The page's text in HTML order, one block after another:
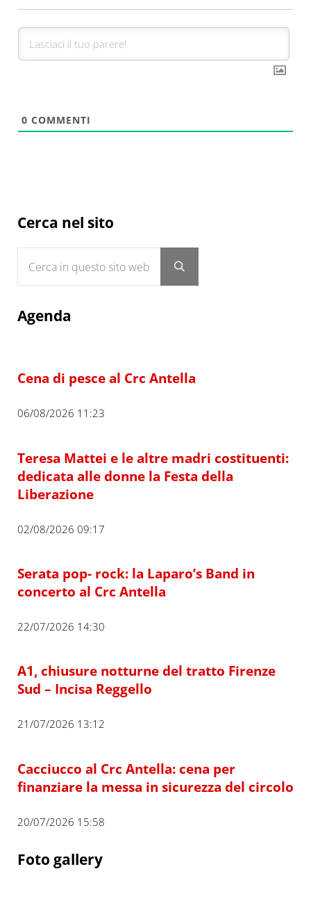
0 COMMENTI
Sidebar
Cerca nel sito
Submit search
Agenda
Cena di pesce al Crc Antella
06/08/2026 11:23
Teresa Mattei e le altre madri costituenti:
dedicata alle donne la Festa della
Liberazione
02/08/2026 09:17
Serata pop- rock: la Laparo’s Band in
concerto al Crc Antella
22/07/2026 14:30
A1, chiusure notturne del tratto Firenze
Sud – Incisa Reggello
21/07/2026 13:12
Cacciucco al Crc Antella: cena per
finanziare la messa in sicurezza del circolo
20/07/2026 15:58
Foto gallery